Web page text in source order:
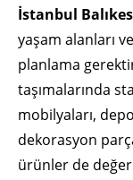
İstanbul
yaşam alanları
planlama
taşımalarında
mobilyaları,
dekorasyon
ürünler de